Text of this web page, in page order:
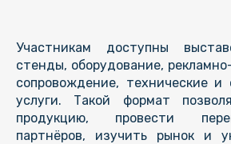
Участникам доступны
стенды, оборудование,
сопровождение, технические и
услуги. Такой формат
продукцию, провести
партнёров, изучить рынок и